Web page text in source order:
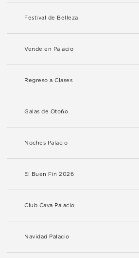
Festival de Belleza
Vende en Palacio
Regreso a Clases
Galas de Otoño
Noches Palacio
El Buen Fin 2026
Club Cava Palacio
Navidad Palacio